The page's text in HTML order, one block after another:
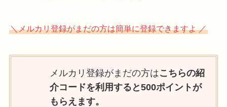
＼メルカリ登録がまだの方は簡単に登録できますよ ／
メルカリ登録がまだの方はこちらの紹
介コードを利用すると500ポイントが
もらえます。